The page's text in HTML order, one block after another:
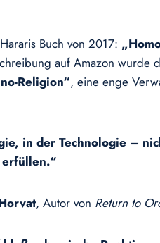
Buch von 2017:
auf Amazon
Religion“, eine enge
in der Technologie –
, Autor von Return to